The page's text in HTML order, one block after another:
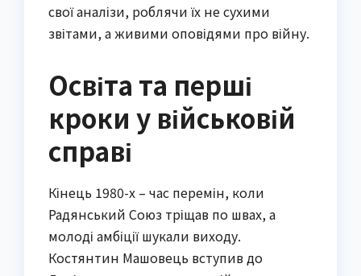
свої аналізи, роблячи їх не сухими
звітами, а живими оповідями про війну.
Освіта та перші
кроки у військовій
справі
Кінець 1980-х – час перемін, коли
Радянський Союз тріщав по швах, а
молоді амбіції шукали виходу.
Костянтин Машовець вступив до